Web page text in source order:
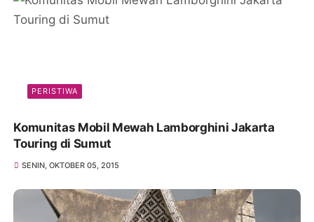
PERISTIWA
Komunitas Mobil Mewah Lamborghini Jakarta
Touring di Sumut
SENIN, OKTOBER 05, 2015